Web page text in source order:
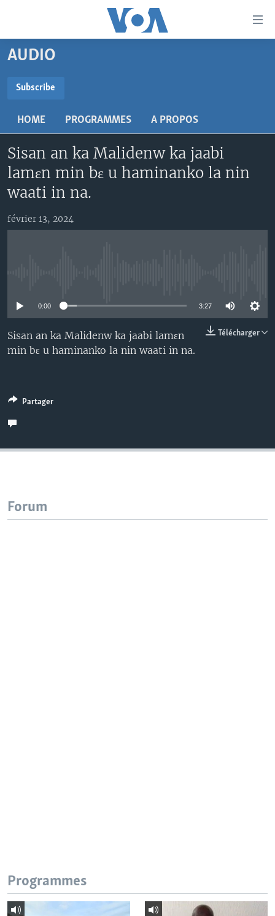
Menu
principal
navigation
principale
Retour
recherche
MALI KURA
RADIO
AN BA FO!
FARAFINA FOLI
SUIVEZ-NOUS
AUDIO
Subscribe
HOME PROGRAMMES A PROPOS
Sisan an ka Malidenw ka jaabi
lamɛn min bɛ u haminanko la nin
waati in na.
février 13, 2024
0:00 3:27
Télécharger
Sisan an ka Malidenw ka jaabi lamɛn
min bɛ u haminanko la nin waati in na.
Partager
Forum
Programmes